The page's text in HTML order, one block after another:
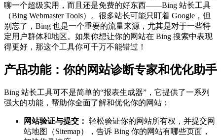
聊一个超级实用，而且还是免费的好东西——Bing 站长工具
（Bing Webmaster Tools）。很多站长可能只盯着 Google，但
别忘了，Bing 也是一个重要的流量来源，尤其是对于一些特
定用户群体和地区。如果你想让你的网站在 Bing 搜索中表现
得更好，那这个工具你可千万不能错过！
产品功能：你的网站诊断专家和优化助手
Bing 站长工具可不是简单的“报表生成器”，它提供了一系列
强大的功能，帮助你全面了解和优化你的网站：
网站验证与提交： 轻松验证你的网站所有权，并提交网
站地图（Sitemap），告诉 Bing 你的网站有哪些页面，